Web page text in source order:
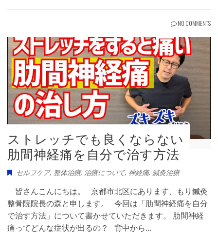
NO COMMENTS
ストレッチでも良くならない
肋間神経痛を自分で治す方法
セルフケア, 整体治療, 治療について, 神経痛, 鍼灸治療
皆さんこんにちは。 京都市北区にあります、もり鍼灸
整骨院院長の森と申します。 今回は「肋間神経痛を自分
で治す方法」について書かせていただきます。 肋間神経
痛ってどんな症状が出るの？ 背中から…